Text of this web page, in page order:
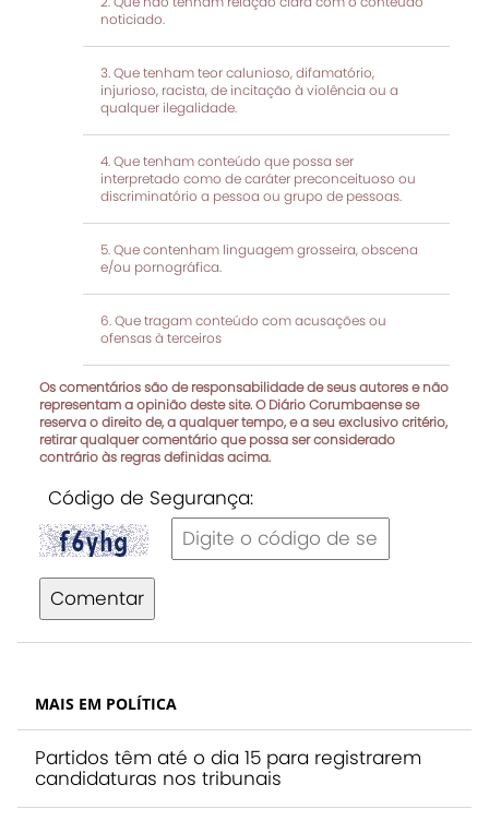
noticiado.
Que tenham teor calunioso, difamatório,
injurioso, racista, de incitação à violência ou a
qualquer ilegalidade.
Que tenham conteúdo que possa ser
interpretado como de caráter preconceituoso ou
discriminatório a pessoa ou grupo de pessoas.
Que contenham linguagem grosseira, obscena
e/ou pornográfica.
Que tragam conteúdo com acusações ou
ofensas à terceiros
Os comentários são de responsabilidade de seus autores e não
representam a opinião deste site. O Diário Corumbaense se
reserva o direito de, a qualquer tempo, e a seu exclusivo critério,
retirar qualquer comentário que possa ser considerado
contrário às regras definidas acima.
Código de Segurança:
Comentar
MAIS EM POLÍTICA
Partidos têm até o dia 15 para registrarem
candidaturas nos tribunais